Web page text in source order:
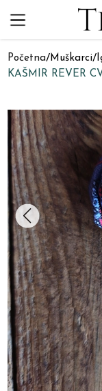
Početna/Muškarci/
KAŠMIR REVER